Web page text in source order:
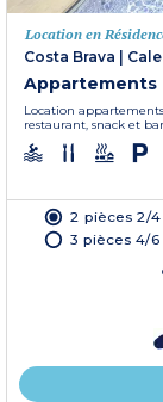
Location en
Costa Brava
Appartements
Location
restaurant, snack et
2 pièces 2/
3 pièces 4/